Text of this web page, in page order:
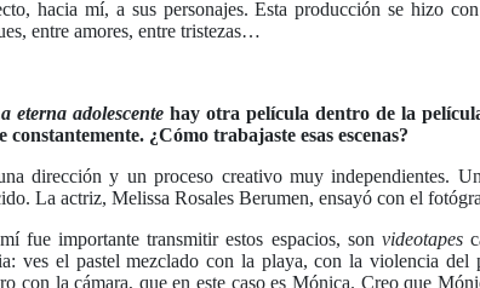
hacia mí, a sus personajes. Esta producción se hizo
entre amores, entre tristezas…
eterna adolescente hay otra película dentro de la
constantemente. ¿Cómo trabajaste esas escenas?
dirección y un proceso creativo muy independientes.
La actriz, Melissa Rosales Berumen, ensayó con el
fue importante transmitir estos espacios, son videotapes
ves el pastel mezclado con la playa, con la violencia
con la cámara, que en este caso es Mónica. Creo que